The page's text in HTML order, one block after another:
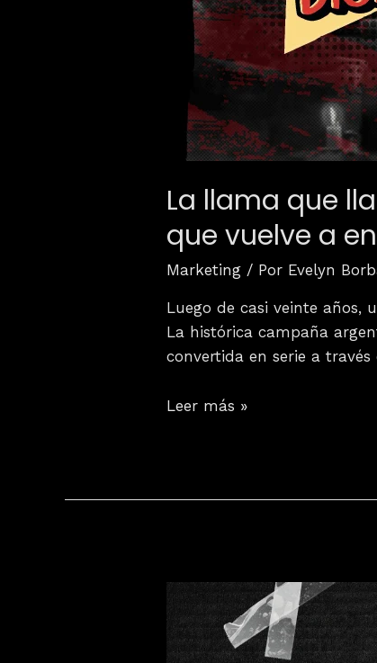
La llama que
que vuelve a
Marketing / Por Evelyn
Luego de casi veinte años,
La histórica campaña
convertida en serie a
Leer más »